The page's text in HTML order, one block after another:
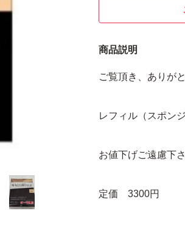
商品説明
ご覧頂き、ありが
レフィル（スポン
お値下げご遠慮下さ
定価 3300円